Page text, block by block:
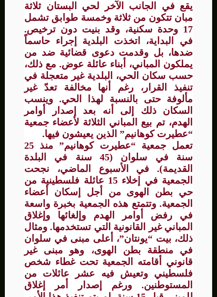
يقع في الجانب الآخر لحي البستان ثلاثة
مبان تتكون من ثلاثة وخمسة طوابق تشمل
17 وحدة سكنية، وقد بنيت دون ترخيص.
في البداية، اتخذت البلدية إجراء حاسماً
ضدها، بل وقدمت دعوى قضائية ضد من
يملكون المباني، أبناء عائلة عوض. مع ذلك،
حسب سكان الحي، البلدية غير متعجلة في
تنفيذ القرار، رغم أنها مخالفة تعدّ غير
مألوفة حتى بالنسبة لهذا الحي. وينسب
السكان ذلك إلى أنه بعد إصدار أوامر
الهدم، تم بيع المباني الثلاثة لأعضاء جمعية
“عطيرت كوهانيم” الذين يعيشون فيها.
تعمل جمعية “عطيرت كوهانيم” منذ 25
سنة في سلوان (45 سنة في البلدة
القديمة). في الأسبوع الماضي، نجحت
الجمعية في إخلاء 15 عائلة فلسطينية من
حي بطن الهوى من أجل إسكان أعضاء
الجمعية. وتتمتع هذه الجمعية بخبرة واسعة
في رفض أوامر الهدم وإلغائها وإغلاق
المباني غير القانونية التي تستخدمها. ومثال
ذلك، بيت “يونتان”، أعلى مبنى في سلوان
في منطقة بطن الهوى، وهو مبنى غير
قانوني أقامته الجمعية تحت غطاء شخص
فلسطيني وتعيش فيه عشر عائلات من
المستوطنين. ورغم إصدار أمر إغلاق